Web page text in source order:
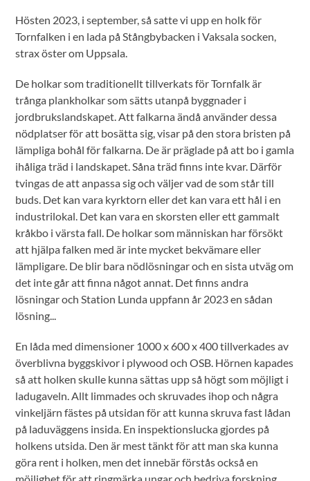
Hösten 2023, i september, så satte vi upp en holk för
Tornfalken i en lada på Stångbybacken i Vaksala socken,
strax öster om Uppsala.
De holkar som traditionellt tillverkats för Tornfalk är
trånga plankholkar som sätts utanpå byggnader i
jordbrukslandskapet. Att falkarna ändå använder dessa
nödplatser för att bosätta sig, visar på den stora bristen på
lämpliga bohål för falkarna. De är präglade på att bo i gamla
ihåliga träd i landskapet. Såna träd finns inte kvar. Därför
tvingas de att anpassa sig och väljer vad de som står till
buds. Det kan vara kyrktorn eller det kan vara ett hål i en
industrilokal. Det kan vara en skorsten eller ett gammalt
kråkbo i värsta fall. De holkar som människan har försökt
att hjälpa falken med är inte mycket bekvämare eller
lämpligare. De blir bara nödlösningar och en sista utväg om
det inte går att finna något annat. Det finns andra
lösningar och Station Lunda uppfann år 2023 en sådan
lösning...
En låda med dimensioner 1000 x 600 x 400 tillverkades av
överblivna byggskivor i plywood och OSB. Hörnen kapades
så att holken skulle kunna sättas upp så högt som möjligt i
ladugaveln. Allt limmades och skruvades ihop och några
vinkeljärn fästes på utsidan för att kunna skruva fast lådan
på laduväggens insida. En inspektionslucka gjordes på
holkens utsida. Den är mest tänkt för att man ska kunna
göra rent i holken, men det innebär förstås också en